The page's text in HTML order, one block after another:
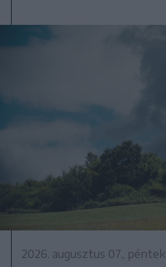
2026. augusztus 07., péntek